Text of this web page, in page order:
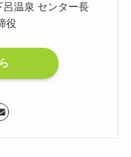
呂温泉 センター長
役